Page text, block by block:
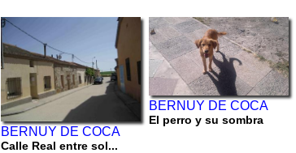
BERNUY DE COCA
Calle Real entre sol...
BERNUY DE COCA
El perro y su sombra